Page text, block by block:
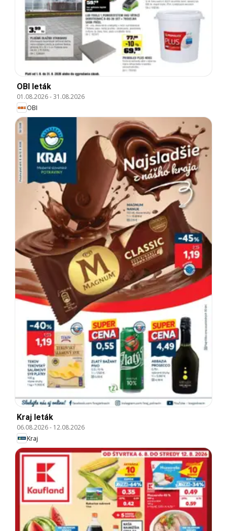
OBI leták
01.08.2026-31.08.2026
OBI
Kraj leták
06.08.2026- 12.08.2026
Kraj